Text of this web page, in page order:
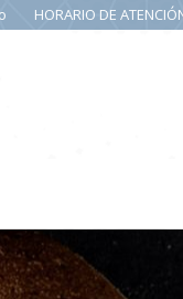
HORARIO DE
PRODUCTOS